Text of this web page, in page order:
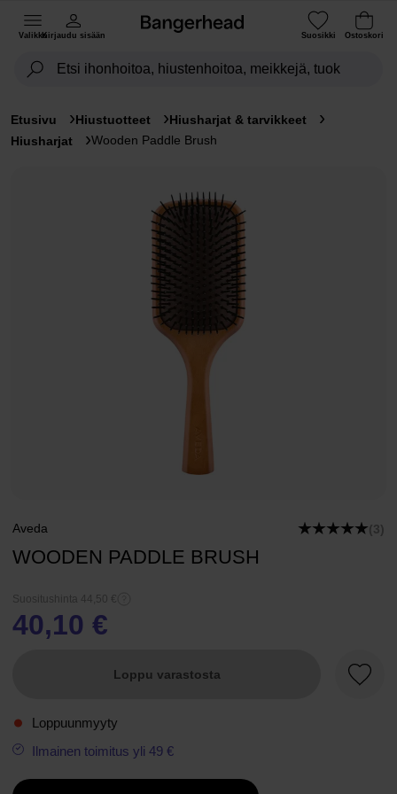
ValikkoKirjaudu sisään Suosikki Ostoskori
Etusivu Hiustuotteet
Hiusharjat & tarvikkeet
Hiusharjat
Wooden Paddle Brush
Aveda (3)
WOODEN PADDLE BRUSH
Suositushinta 44,50 €
40,10 €
Loppu varastosta
Loppuunmyyty
Ilmainen toimitus yli 49 €